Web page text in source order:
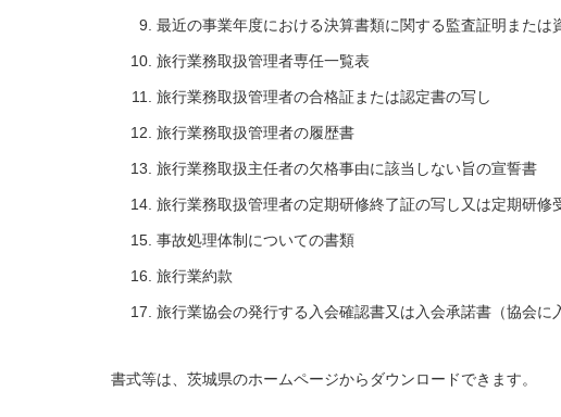
最近の事業年度における決算書類に関する監査証明または
旅行業務取扱管理者専任一覧表
旅行業務取扱管理者の合格証または認定書の写し
旅行業務取扱管理者の履歴書
旅行業務取扱主任者の欠格事由に該当しない旨の宣誓書
旅行業務取扱管理者の定期研修終了証の写し又は定期研修
事故処理体制についての書類
旅行業約款
旅行業協会の発行する入会確認書又は入会承諾書（協会に
書式等は、茨城県のホームページからダウンロードできます。